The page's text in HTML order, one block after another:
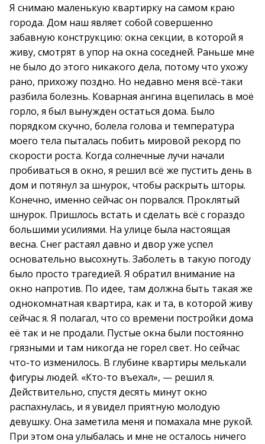
Я снимаю маленькую квартирку на самом краю
города. Дом наш являет собой совершенно
забавную конструкцию: окна секции, в которой я
живу, смотрят в упор на окна соседней. Раньше мне
не было до этого никакого дела, потому что ухожу
рано, прихожу поздно. Но недавно меня всё-таки
разбила болезнь. Коварная ангина вцепилась в моё
горло, я был вынужден остаться дома. Было
порядком скучно, болела голова и температура
моего тела пыталась побить мировой рекорд по
скорости роста. Когда солнечные лучи начали
пробиваться в окно, я решил всё же пустить день в
дом и потянул за шнурок, чтобы раскрыть шторы.
Конечно, именно сейчас он порвался. Проклятый
шнурок. Пришлось встать и сделать всё с гораздо
большими усилиями. На улице была настоящая
весна. Снег растаял давно и двор уже успел
основательно высохнуть. Заболеть в такую погоду
было просто трагедией. Я обратил внимание на
окно напротив. По идее, там должна быть такая же
однокомнатная квартира, как и та, в которой живу
сейчас я. Я полагал, что со времени постройки дома
её так и не продали. Пустые окна были постоянно
грязными и там никогда не горел свет. Но сейчас
что-то изменилось. В глубине квартиры мелькали
фигуры людей. «Кто-то въехал», — решил я.
Действительно, спустя десять минут окно
распахнулась, и я увидел приятную молодую
девушку. Она заметила меня и помахала мне рукой.
При этом она улыбалась и мне не осталось ничего